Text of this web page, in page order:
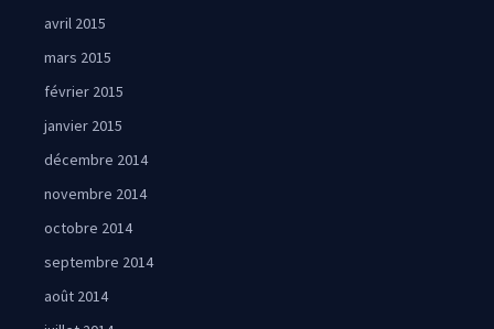
avril 2015
mars 2015
février 2015
janvier 2015
décembre 2014
novembre 2014
octobre 2014
septembre 2014
août 2014